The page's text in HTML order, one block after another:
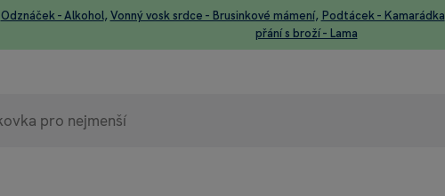
Odznáček - Alkohol,Vonný vosk srdce - Brusinkové mámení, Podtácek - Kamarádka
přání s broží - Lama